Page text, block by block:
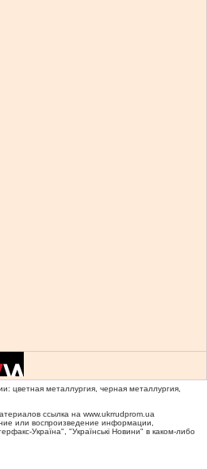
цветная металлургия, черная металлургия,
ссылка на www.ukrrudprom.ua
или воспроизведение информации,
Україна", "Українськi Новини" в каком-либо